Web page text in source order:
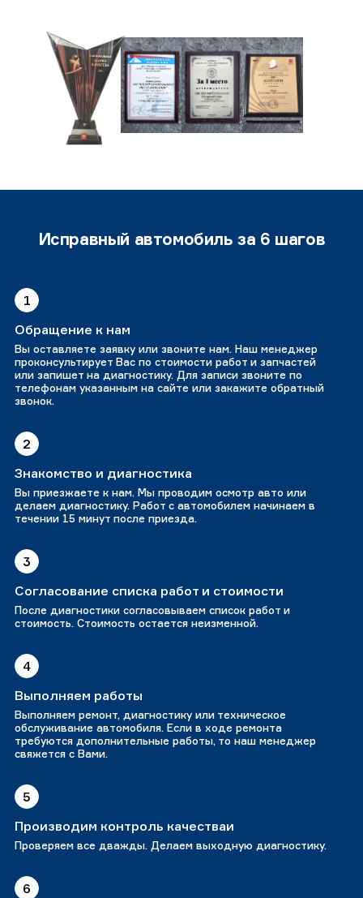
Исправный автомобиль за 6 шагов
1
Обращение к нам
Вы оставляете заявку или звоните нам. Наш менеджер
проконсультирует Вас по стоимости работ и запчастей
или запишет на диагностику. Для записи звоните по
телефонам указанным на сайте или закажите обратный
звонок.
2
Знакомство и диагностика
Вы приезжаете к нам. Мы проводим осмотр авто или
делаем диагностику. Работ с автомобилем начинаем в
течении 15 минут после приезда.
3
Согласование списка работ и стоимости
После диагностики согласовываем список работ и
стоимость. Стоимость остается неизменной.
4
Выполняем работы
Выполняем ремонт, диагностику или техническое
обслуживание автомобиля. Если в ходе ремонта
требуются дополнительные работы, то наш менеджер
свяжется с Вами.
5
Производим контроль качестваи
Проверяем все дважды. Делаем выходную диагностику.
6